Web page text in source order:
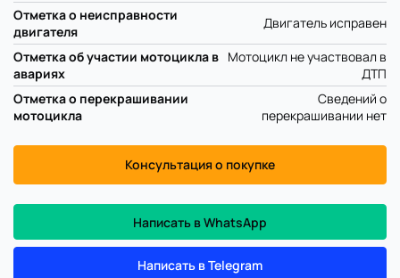
Отметка о неисправности
двигателя
Двигатель исправен
Отметка об участии мотоцикла в
авариях
Мотоцикл не участвовал в
ДТП
Отметка о перекрашивании
мотоцикла
Сведений о
перекрашивании нет
Консультация о покупке
Написать в WhatsApp
Написать в Telegram